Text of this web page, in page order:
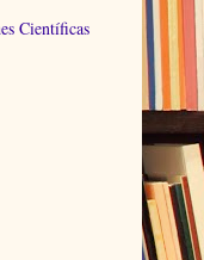
Científicas